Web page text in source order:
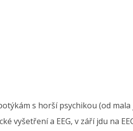
s horší psychikou (od
vyšetření a EEG, v září jdu na